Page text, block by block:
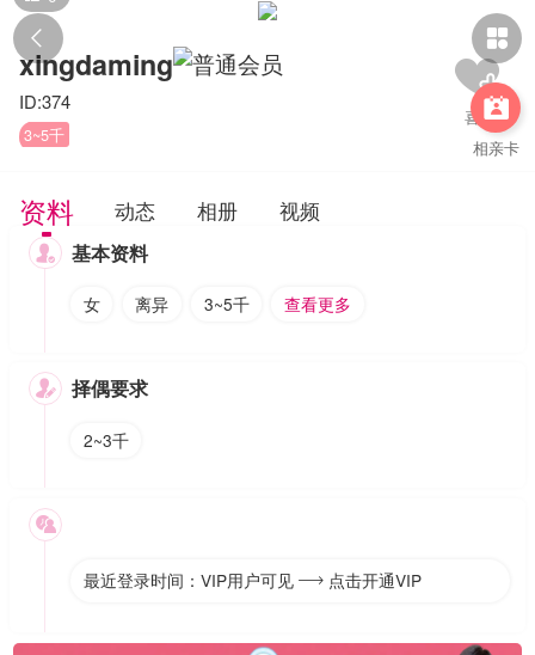
 

相亲卡
xingdaming
ID:374
3~5千
资料 动态 相册 视频
 基本资料
女 离异 3~5千 查看更多
 择偶要求
2~3千

最近登录时间：VIP用户可见  点击开通VIP